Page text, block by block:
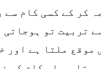
کر کے کسی کام سے
تربیت تو ہوجاتی
موقع ملتا ہے اور